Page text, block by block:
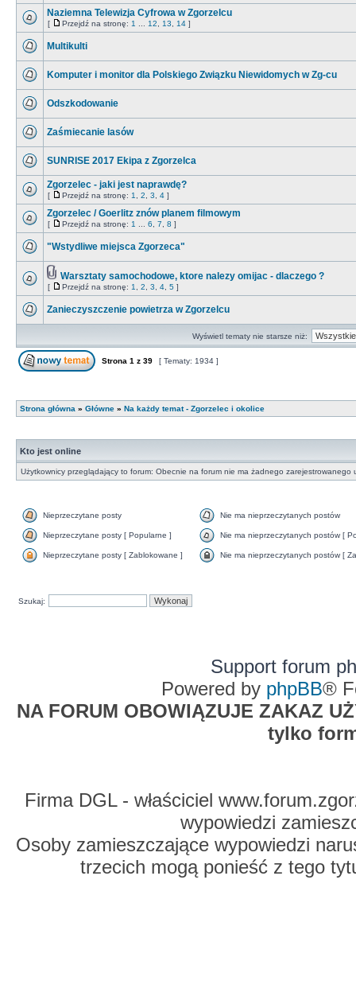
Naziemna Telewizja Cyfrowa w Zgorzelcu
[ Przejdź na stronę: 1 12 13 14 ]
Multikulti
Komputer i monitor dla Polskiego Związku Niewidomych w Zg-cu
Odszkodowanie
Zaśmiecanie lasów
SUNRISE 2017 Ekipa z Zgorzelca
Zgorzelec - jaki jest naprawdę?
[ Przejdź na stronę: 1 2 3 4 ]
Zgorzelec / Goerlitz znów planem filmowym
[ Przejdź na stronę: 1 6 7 8 ]
"Wstydliwe miejsca Zgorzeca"
Warsztaty samochodowe, ktore nalezy omijac - dlaczego ?
[ Przejdź na stronę: 1 2 3 4 5 ]
Zanieczyszczenie powietrza w Zgorzelcu
Wyświetl tematy nie starsze niż:
Strona 1 z 39 [ Tematy: 1934 ]
Strona główna » Główne » Na każdy temat - Zgorzelec i okolice
Kto jest online
Użytkownicy przeglądający to forum: Obecnie na forum nie ma żadnego zarejestrowanego
Nieprzeczytane posty Nie ma nieprzeczytanych postów
Nieprzeczytane posty [ Popularne ] Nie ma nieprzeczytanych postów [
Nieprzeczytane posty [ Zablokowane ] Nie ma nieprzeczytanych postów [
Szukaj:
Support forum
Powered by phpBB®
NA FORUM OBOWIĄZUJE ZAKAZ
tylko
Firma DGL - właściciel
wypowiedzi
Osoby zamieszczające wypowiedzi
trzecich mogą ponieść z tego